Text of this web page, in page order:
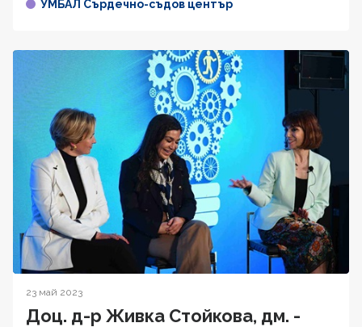
УМБАЛ Сърдечно-съдов център
23 май 2023
Доц. д-р Живка Стойкова, дм. -